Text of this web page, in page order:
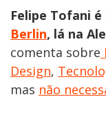
Felipe Tofani
Berlin, lá na
comenta sobre
Design,
mas não